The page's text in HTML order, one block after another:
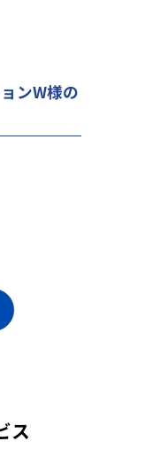
ンW様の
ス